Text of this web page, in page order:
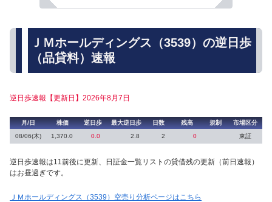
ＪＭホールディングス（3539）の逆日歩
（品貸料）速報
逆日歩速報【更新日】2026年8月7日
月/日 株価 逆日歩 最大逆日歩 日数 残高 規制
市場区分
08/06(木)
1,370.0 0.0 2.8 2 0 東証
逆日歩速報は11前後に更新、日証金一覧リストの貸借残の更新（前日速報）
はお昼過ぎです。
ＪＭホールディングス（3539）空売り分析ページはこちら